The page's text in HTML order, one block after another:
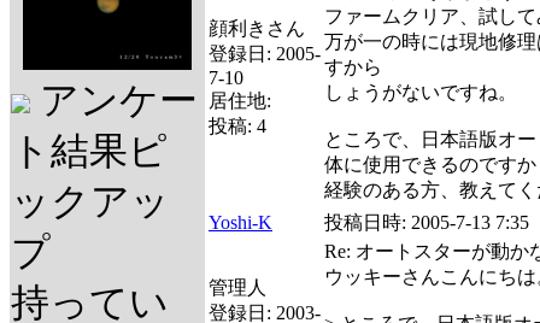
アンケー
ト結果ピ
ックアッ
プ
持ってい
顔利きさん
登録日: 2005-
7-10
居住地:
投稿: 4
ファームクリア、試し
万が一の時には現地修
すから
しょうがないですね。
ところで、日本語版オ
体に使用できるのですか
経験のある方、教えて
Yoshi-K
投稿日時: 2005-7-13 7:35
管理人
登録日: 2003-
Re: オートスターが動か
ウッキーさんこんにちは